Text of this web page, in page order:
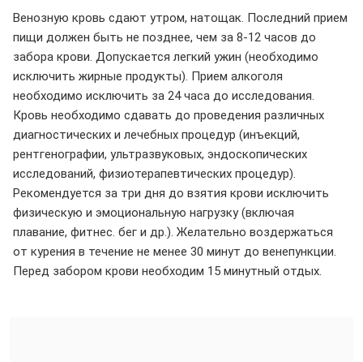
Венозную кровь сдают утром, натощак. Последний прием
пищи должен быть не позднее, чем за 8-12 часов до
забора крови. Допускается легкий ужин (необходимо
исключить жирные продукты). Прием алкоголя
необходимо исключить за 24 часа до исследования.
Кровь необходимо сдавать до проведения различных
диагностических и лечебных процедур (инъекций,
рентгенографии, ультразвуковых, эндоскопических
исследований, физиотерапевтических процедур).
Рекомендуется за три дня до взятия крови исключить
физическую и эмоциональную нагрузку (включая
плавание, фитнес. бег и др.). Желательно воздержаться
от курения в течение не менее 30 минут до венепункции.
Перед забором крови необходим 15 минутный отдых.